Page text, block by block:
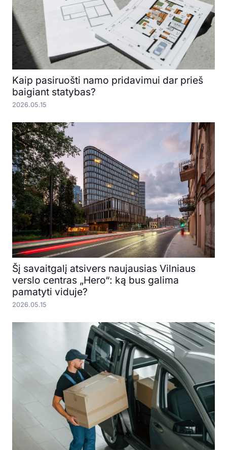
Kaip pasiruošti namo pridavimui dar prieš
baigiant statybas?
2026.05.15
Šį savaitgalį atsivers naujausias Vilniaus
verslo centras „Hero“: ką bus galima
pamatyti viduje?
2026.05.15